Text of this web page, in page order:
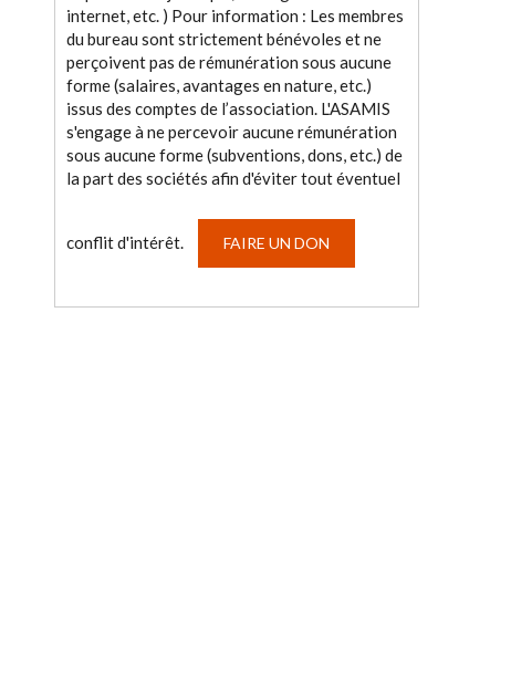
internet, etc. ) Pour information : Les membres
du bureau sont strictement bénévoles et ne
perçoivent pas de rémunération sous aucune
forme (salaires, avantages en nature, etc.)
issus des comptes de l’association. L'ASAMIS
s'engage à ne percevoir aucune rémunération
sous aucune forme (subventions, dons, etc.) de
la part des sociétés afin d'éviter tout éventuel
conflit d'intérêt. FAIRE UN DON